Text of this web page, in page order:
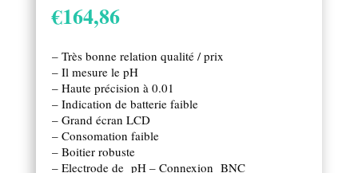
€164,86
– Très bonne relation qualité / prix
– Il mesure le pH
– Haute précision à 0.01
– Indication de batterie faible
– Grand écran LCD
– Consomation faible
– Boitier robuste
– Electrode de pH – Connexion BNC